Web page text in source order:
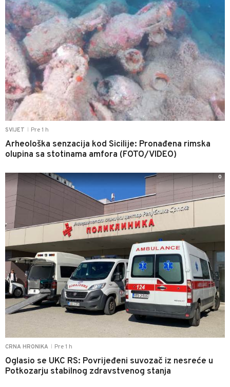
SVIJET Pre 1 h
Arheološka senzacija kod Sicilije: Pronađena rimska
olupina sa stotinama amfora (FOTO/VIDEO)
CRNA HRONIKA Pre 1 h
Oglasio se UKC RS: Povrijeđeni suvozač iz nesreće u
Potkozarju stabilnog zdravstvenog stanja
0